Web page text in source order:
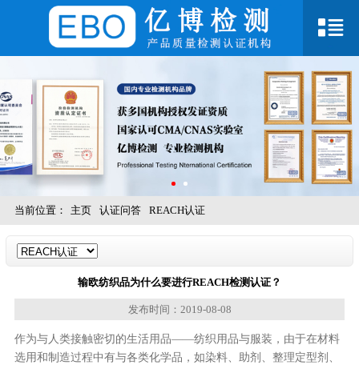
当前位置： 主页 认证问答 REACH认证
输欧纺织品为什么要进行REACH检测认证？
发布时间：2019-08-08
作为与人类接触密切的生活用品——纺织用品与服装，由于在材料
选用和制造过程中有与各类化学品，如染料、助剂、整理定型剂、